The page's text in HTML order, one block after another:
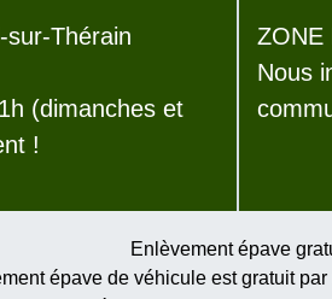
sur-Thérain
(dimanches et
!
ZONE
Nous
Enlèvement épave
épave de véhicule est gratuit